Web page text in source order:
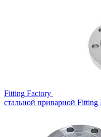
Fitting Factory
стальной приварной Fitting